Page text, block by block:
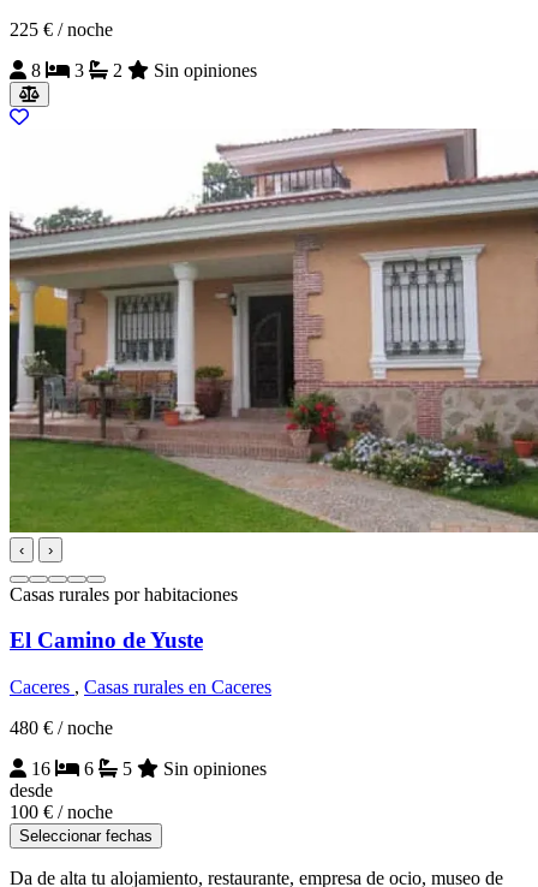
225 € / noche
8
3 2 Sin opiniones
‹ ›
Casas rurales por habitaciones
El Camino de Yuste
Caceres , Casas rurales en Caceres
480 € / noche
16
6 5
Sin opiniones
desde
100 € / noche
Seleccionar fechas
Da de alta tu alojamiento, restaurante, empresa de ocio, museo de